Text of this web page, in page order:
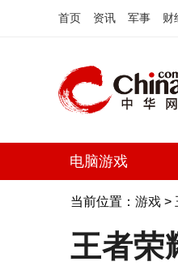
首页 资讯 军事 财
电脑游戏
当前位置： 游戏 >
王者荣